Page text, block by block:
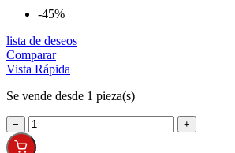
-45%
lista de deseos
Comparar
Vista Rápida
Se vende desde 1 pieza(s)
− +